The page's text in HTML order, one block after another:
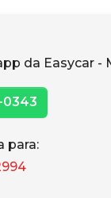
da Easycar -
0343
para: